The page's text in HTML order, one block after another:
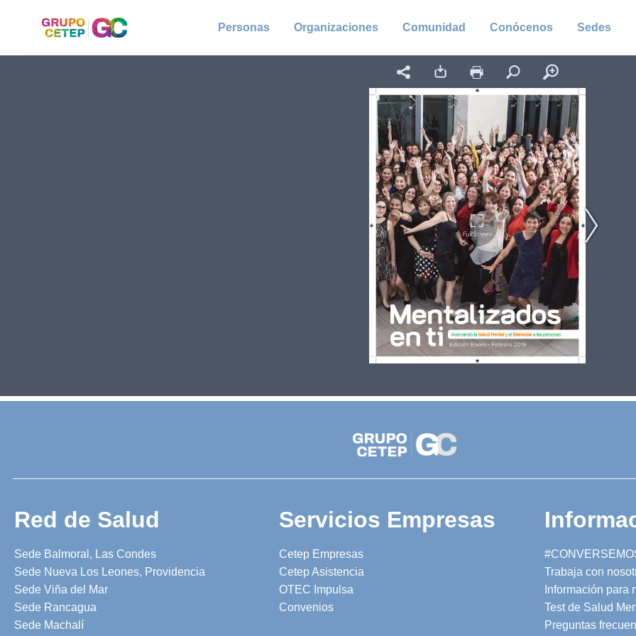
Personas Organizaciones Comunidad Conócenos Sedes
Red de Salud
Sede Balmoral, Las Condes
Sede Nueva Los Leones, Providencia
Sede Viña del Mar
Sede Rancagua
Sede Machalí
Servicios Empresas
Cetep Empresas
Cetep Asistencia
OTEC Impulsa
Convenios
Trabaja con
Información para
Test de Salud
Preguntas